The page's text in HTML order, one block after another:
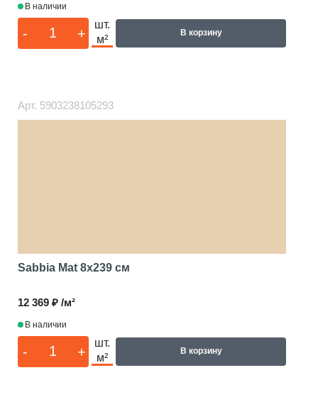
В наличии
- +
шт.
м²
В корзину
Арт. 5903238105293
Sabbia Mat 8x239 см
12 369 ₽ /м²
В наличии
- +
шт.
м²
В корзину